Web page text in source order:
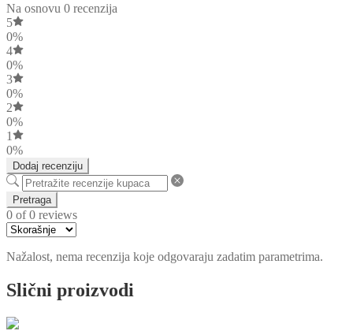
Na osnovu 0 recenzija
5
0%
4
0%
3
0%
2
0%
1
0%
Dodaj recenziju
Pretraga
0 of 0 reviews
Nažalost, nema recenzija koje odgovaraju zadatim parametrima.
Slični proizvodi